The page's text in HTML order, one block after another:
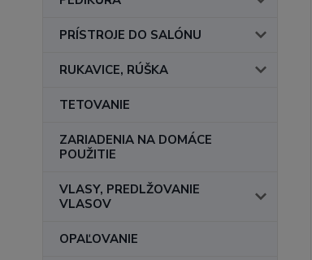
PRÍSTROJE DO SALÓNU
RUKAVICE, RÚŠKA
TETOVANIE
ZARIADENIA NA DOMÁCE
POUŽITIE
VLASY, PREDLŽOVANIE
VLASOV
OPAĽOVANIE